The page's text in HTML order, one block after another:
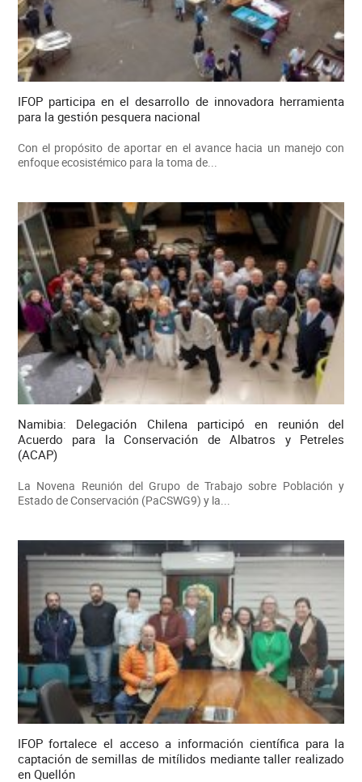
IFOP participa en el desarrollo de innovadora herramienta
para la gestión pesquera nacional
Con el propósito de aportar en el avance hacia un manejo con
enfoque ecosistémico para la toma de...
Namibia: Delegación Chilena participó en reunión del
Acuerdo para la Conservación de Albatros y Petreles
(ACAP)
La Novena Reunión del Grupo de Trabajo sobre Población y
Estado de Conservación (PaCSWG9) y la...
IFOP fortalece el acceso a información científica para la
captación de semillas de mitílidos mediante taller realizado
en Quellón